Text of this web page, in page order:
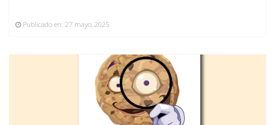
Publicado en: 27 mayo, 2025